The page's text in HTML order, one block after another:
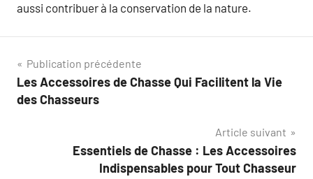
aussi contribuer à la conservation de la nature.
Navigation
de
Publication précédente
Les Accessoires de Chasse Qui Facilitent la Vie
des Chasseurs
Article suivant
Essentiels de Chasse : Les Accessoires
Indispensables pour Tout Chasseur